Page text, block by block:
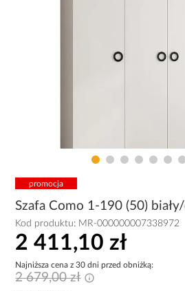
promocja
Szafa Como 1-190 (50)
Kod produktu: MR-000000007338972
2 411,10 zł
Najniższa cena z 30 dni przed obniżką:
2 679,00 zł